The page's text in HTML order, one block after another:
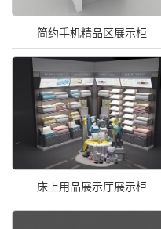
简约手机精品区展示柜
床上用品展示厅展示柜